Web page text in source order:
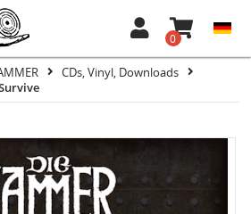
0
CDs, Vinyl, Downloads